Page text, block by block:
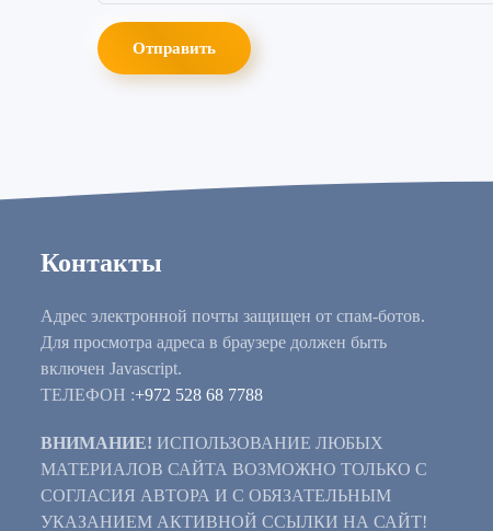
Отправить
Контакты
Адрес электронной почты защищен от спам-ботов.
Для просмотра адреса в браузере должен быть
включен Javascript.
ТЕЛЕФОН :+972 528 68 7788
ВНИМАНИЕ! ИСПОЛЬЗОВАНИЕ ЛЮБЫХ
МАТЕРИАЛОВ САЙТА ВОЗМОЖНО ТОЛЬКО С
СОГЛАСИЯ АВТОРА И С ОБЯЗАТЕЛЬНЫМ
УКАЗАНИЕМ АКТИВНОЙ ССЫЛКИ НА САЙТ!